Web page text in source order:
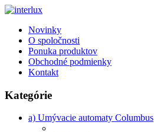
Novinky
O spoločnosti
Ponuka produktov
Obchodné podmienky
Kontakt
Kategórie
a) Umývacie automaty Columbus